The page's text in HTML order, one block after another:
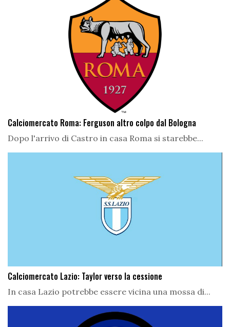
Calciomercato Roma: Ferguson altro colpo dal Bologna
Dopo l'arrivo di Castro in casa Roma si starebbe...
Calciomercato Lazio: Taylor verso la cessione
In casa Lazio potrebbe essere vicina una mossa di...